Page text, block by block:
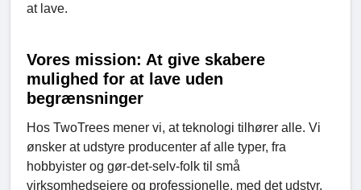
at lave.
Vores mission: At give skabere
mulighed for at lave uden
begrænsninger
Hos TwoTrees mener vi, at teknologi tilhører alle. Vi
ønsker at udstyre producenter af alle typer, fra
hobbyister og gør-det-selv-folk til små
virksomhedsejere og professionelle, med det udstyr,